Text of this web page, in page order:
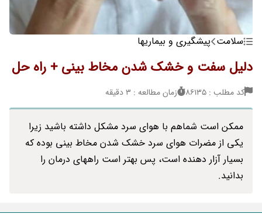
سلامت پیشگیری و بیماریها
دلیل سفت و خشک شدن مخاط بینی + راه حل
کد مطلب : 86135 زمان مطالعه : 3 دقیقه
ممکن است شماهم با هوای سرد مشکل داشته باشید زیرا
یکی از مضرات هوای سرد خشک شدن مخاط بینی بوده که
بسیار آزار دهنده است، پس بهتر است راههای درمان را
بدانید.